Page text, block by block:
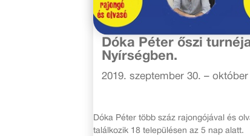
2019. szeptember 30.
Dóka Péter őszi
Nyírségben.
2019. szeptember 30. – október
Dóka Péter több száz rajongójával és
találkozik 18 településen az 5 nap alatt.